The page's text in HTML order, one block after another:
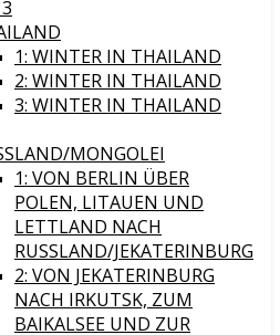
1: WINTER IN THAILAND
2: WINTER IN THAILAND
3: WINTER IN THAILAND
MONGOLEI
1: VON BERLIN ÜBER
POLEN, LITAUEN UND
LETTLAND NACH
RUSSLAND/JEKATERINBURG
2: VON JEKATERINBURG
NACH IRKUTSK, ZUM
BAIKALSEE UND ZUR